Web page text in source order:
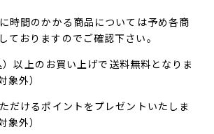
時間のかかる商品については予め各商
ておりますのでご確認下さい。
以上のお買い上げで送料無料となりま
象外）
だけるポイントをプレゼントいたしま
象外）